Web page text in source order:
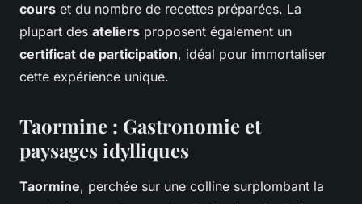
cours et du nombre de recettes préparées. La
plupart des ateliers proposent également un
certificat de participation, idéal pour immortaliser
cette expérience unique.
Taormine : Gastronomie et
paysages idylliques
Taormine, perchée sur une colline surplombant la